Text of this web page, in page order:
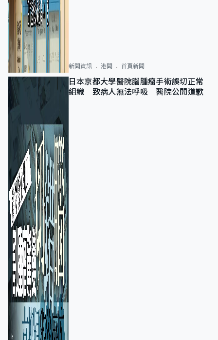
新聞資訊 港聞 首頁新聞
日本京都大學醫院腦腫瘤手術誤切正常
組織 致病人無法呼吸 醫院公開道歉